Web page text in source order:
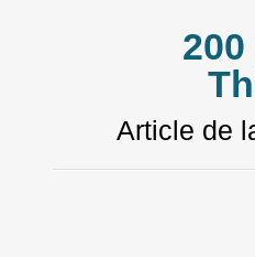
Article de